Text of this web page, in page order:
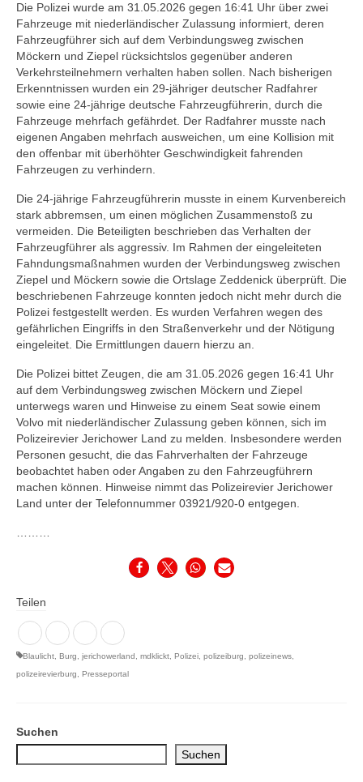
Die Polizei wurde am 31.05.2026 gegen 16:41 Uhr über zwei
Fahrzeuge mit niederländischer Zulassung informiert, deren
Fahrzeugführer sich auf dem Verbindungsweg zwischen
Möckern und Ziepel rücksichtslos gegenüber anderen
Verkehrsteilnehmern verhalten haben sollen. Nach bisherigen
Erkenntnissen wurden ein 29-jähriger deutscher Radfahrer
sowie eine 24-jährige deutsche Fahrzeugführerin, durch die
Fahrzeuge mehrfach gefährdet. Der Radfahrer musste nach
eigenen Angaben mehrfach ausweichen, um eine Kollision mit
den offenbar mit überhöhter Geschwindigkeit fahrenden
Fahrzeugen zu verhindern.
Die 24-jährige Fahrzeugführerin musste in einem Kurvenbereich
stark abbremsen, um einen möglichen Zusammenstoß zu
vermeiden. Die Beteiligten beschrieben das Verhalten der
Fahrzeugführer als aggressiv. Im Rahmen der eingeleiteten
Fahndungsmaßnahmen wurden der Verbindungsweg zwischen
Ziepel und Möckern sowie die Ortslage Zeddenick überprüft. Die
beschriebenen Fahrzeuge konnten jedoch nicht mehr durch die
Polizei festgestellt werden. Es wurden Verfahren wegen des
gefährlichen Eingriffs in den Straßenverkehr und der Nötigung
eingeleitet. Die Ermittlungen dauern hierzu an.
Die Polizei bittet Zeugen, die am 31.05.2026 gegen 16:41 Uhr
auf dem Verbindungsweg zwischen Möckern und Ziepel
unterwegs waren und Hinweise zu einem Seat sowie einem
Volvo mit niederländischer Zulassung geben können, sich im
Polizeirevier Jerichower Land zu melden. Insbesondere werden
Personen gesucht, die das Fahrverhalten der Fahrzeuge
beobachtet haben oder Angaben zu den Fahrzeugführern
machen können. Hinweise nimmt das Polizeirevier Jerichower
Land unter der Telefonnummer 03921/920-0 entgegen.
………
Teilen
Blaulicht, Burg, jerichowerland , mdklickt, Polizei, polizeiburg, polizeinews,
polizeirevierburg, Presseportal
Suchen
Suchen